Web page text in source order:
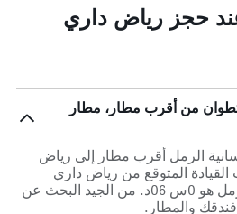
حجز رياض داري
من أقرب مطار، مطار
مطار سانية الرمل أقرب مطار إلى رياض
المتوقع من رياض داري
تطوان إلى مطار سانية الرمل هو 0س 06د. من الجيد البحث عن
والمطار.